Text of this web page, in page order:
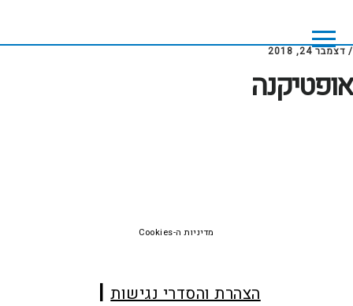
main
content
footer
/ דצמבר 24, 2018
אופטיקנה
הצהרת והסדרי נגישות
מדיניות ה-Cookies